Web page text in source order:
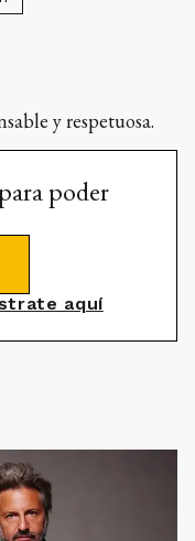
y respetuosa.
poder
aquí